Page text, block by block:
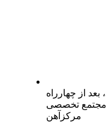
بعد از چهارراه
نبش کوچه عدالت(81)، مجتمع تخصصی
مرکزآهن